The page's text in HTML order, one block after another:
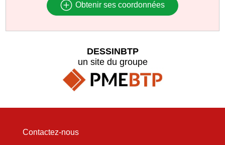
Obtenir ses coordonnées
DESSINBTP
un site du groupe
Contactez-nous